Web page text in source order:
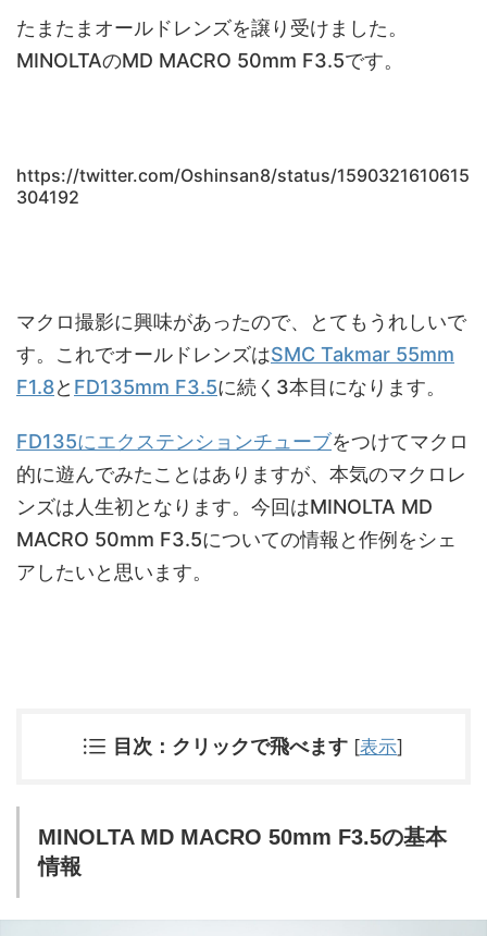
たまたまオールドレンズを譲り受けました。
MINOLTAのMD MACRO 50mm F3.5です。
https://twitter.com/Oshinsan8/status/1590321610615
304192
マクロ撮影に興味があったので、とてもうれしいで
す。これでオールドレンズはSMC Takmar 55mm
F1.8と FD135mm F3.5に続く3本目になります。
FD135にエクステンションチューブをつけてマクロ
的に遊んでみたことはありますが、本気のマクロレ
ンズは人生初となります。今回はMINOLTA MD
MACRO 50mm F3.5についての情報と作例をシェ
アしたいと思います。
目次：クリックで飛べます [表示]
MINOLTA MD MACRO 50mm F3.5の基本
情報